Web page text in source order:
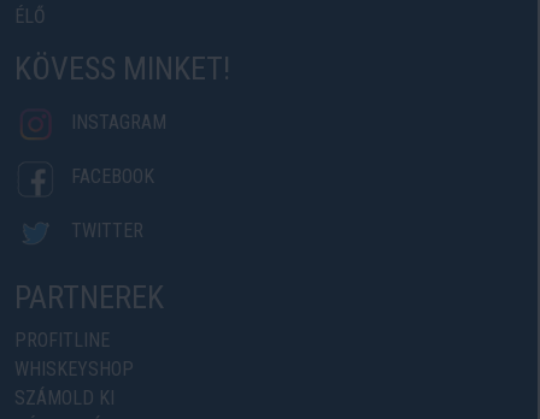
ÉLŐ
KÖVESS MINKET!
INSTAGRAM
FACEBOOK
TWITTER
PARTNEREK
PROFITLINE
WHISKEYSHOP
SZÁMOLD KI